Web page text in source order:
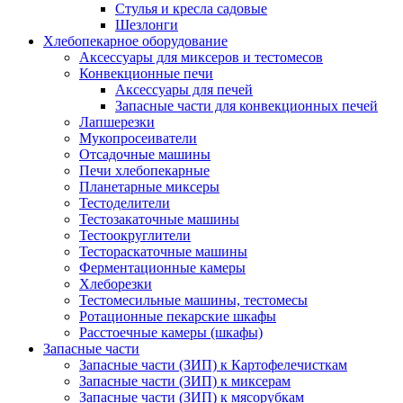
Стулья и кресла садовые
Шезлонги
Хлебопекарное оборудование
Аксессуары для миксеров и тестомесов
Конвекционные печи
Аксессуары для печей
Запасные части для конвекционных печей
Лапшерезки
Мукопросеиватели
Отсадочные машины
Печи хлебопекарные
Планетарные миксеры
Тестоделители
Тестозакаточные машины
Тестоокруглители
Тестораскаточные машины
Ферментационные камеры
Хлеборезки
Тестомесильные машины, тестомесы
Ротационные пекарские шкафы
Расстоечные камеры (шкафы)
Запасные части
Запасные части (ЗИП) к Картофелечисткам
Запасные части (ЗИП) к миксерам
Запасные части (ЗИП) к мясорубкам